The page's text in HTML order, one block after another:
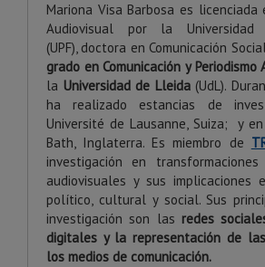
Mariona Visa Barbosa es licenciada
Audiovisual por la Universidad
(UPF), doctora en Comunicación
grado en Comunicación y Periodismo
la Universidad de Lleida (UdL).
ha realizado estancias de
Université de Lausanne, Suiza; y
Bath, Inglaterra. Es miembro de
investigación en
audiovisuales y sus implicaciones
político, cultural y social. Sus
investigación son las redes
digitales y la representación de
los medios de comunicación.